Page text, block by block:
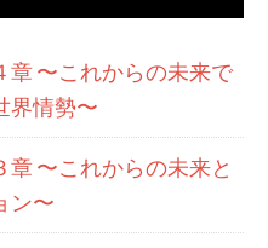
章 〜これからの未来で
界情勢〜
〜これからの未来と
ン〜